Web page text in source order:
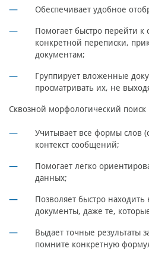
Обеспечивает удобное
Помогает быстро перейти к
конкретной переписки,
документам;
Группирует вложенные
просматривать их, не
Сквозной морфологический поиск
Учитывает все формы слов
контекст сообщений;
Помогает легко
данных;
Позволяет быстро
документы, даже те,
Выдает точные результаты
помните конкретную